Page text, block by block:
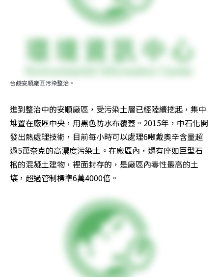
台鹼安順廠區污染整治。
進到整治中的安順廠區，受污染土層已經陸續挖起，集中
堆置在廠區中央，用黑色防水布覆蓋。2015年，中石化開
發出熱處理技術，目前每小時可以處理6噸戴奧辛含量超
過5萬奈克的高濃度污染土。在廠區內，還有座如巨型石
棺的混凝土建物，裡面封存的，是廠區內毒性最高的土
壤，超過管制標準6萬4000倍。